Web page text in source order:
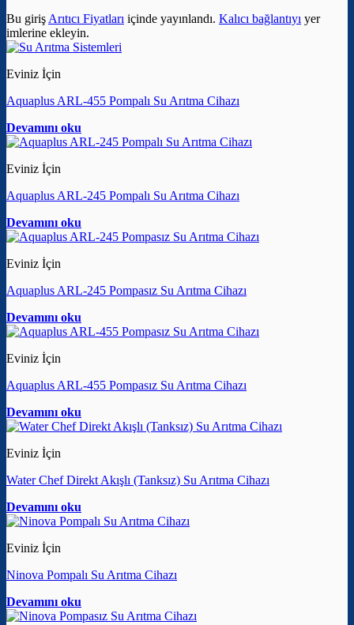
Bu girişArıtıcı Fiyatları içinde yayınlandı. Kalıcı bağlantıyı yer
imlerine ekleyin.
Eviniz İçin
Aquaplus ARL-455 Pompalı Su Arıtma Cihazı
Devamını oku
Eviniz İçin
Aquaplus ARL-245 Pompalı Su Arıtma Cihazı
Devamını oku
Eviniz İçin
Aquaplus ARL-245 Pompasız Su Arıtma Cihazı
Devamını oku
Eviniz İçin
Aquaplus ARL-455 Pompasız Su Arıtma Cihazı
Devamını oku
Eviniz İçin
Water Chef Direkt Akışlı (Tanksız) Su Arıtma Cihazı
Devamını oku
Eviniz İçin
Ninova Pompalı Su Arıtma Cihazı
Devamını oku